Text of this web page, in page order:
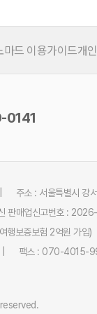
마드 이용가이드개
0141
주소 : 서울특별시 강
판매업신고번호 :
행보증보험 2억원 가입)
팩스 : 070-4015-